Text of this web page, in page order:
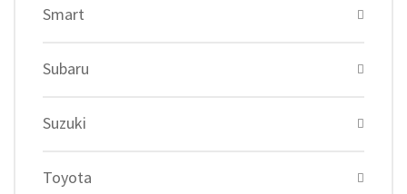
Smart
Subaru
Suzuki
Toyota